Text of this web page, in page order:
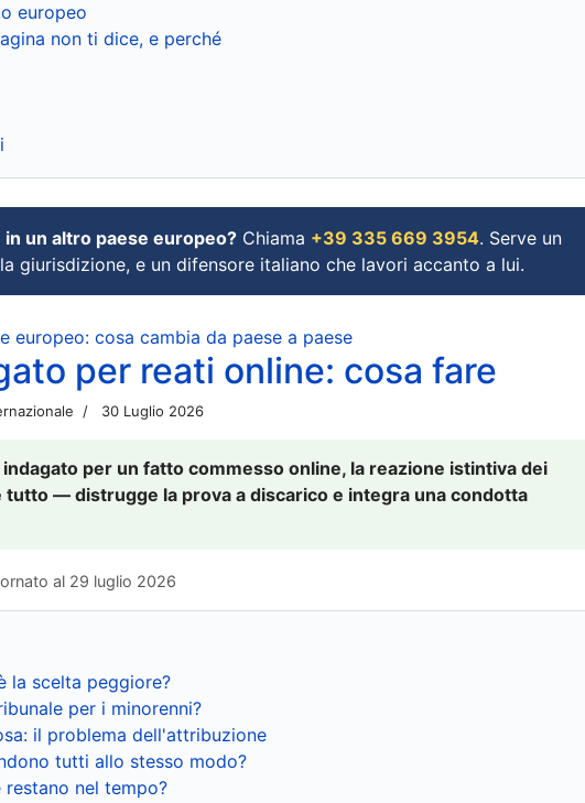
europeo
non ti dice, e perché
un altro paese europeo? Chiama +39 335 669 3954. Serve un
giurisdizione, e un difensore italiano che lavori accanto a lui.
europeo: cosa cambia da paese a paese
per reati online: cosa fare
30 Luglio 2026
per un fatto commesso online, la reazione istintiva dei
— distrugge la prova a discarico e integra una condotta
al 29 luglio 2026
la scelta peggiore?
per i minorenni?
il problema dell'attribuzione
tutti allo stesso modo?
restano nel tempo?